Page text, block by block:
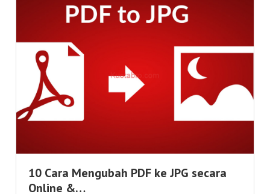
10 Cara Mengubah PDF ke JPG secara
Online &…